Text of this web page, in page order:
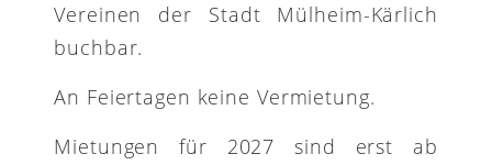
Vereinen der Stadt Mülheim-Kärlich
buchbar.
An Feiertagen keine Vermietung.
Mietungen für 2027 sind erst ab